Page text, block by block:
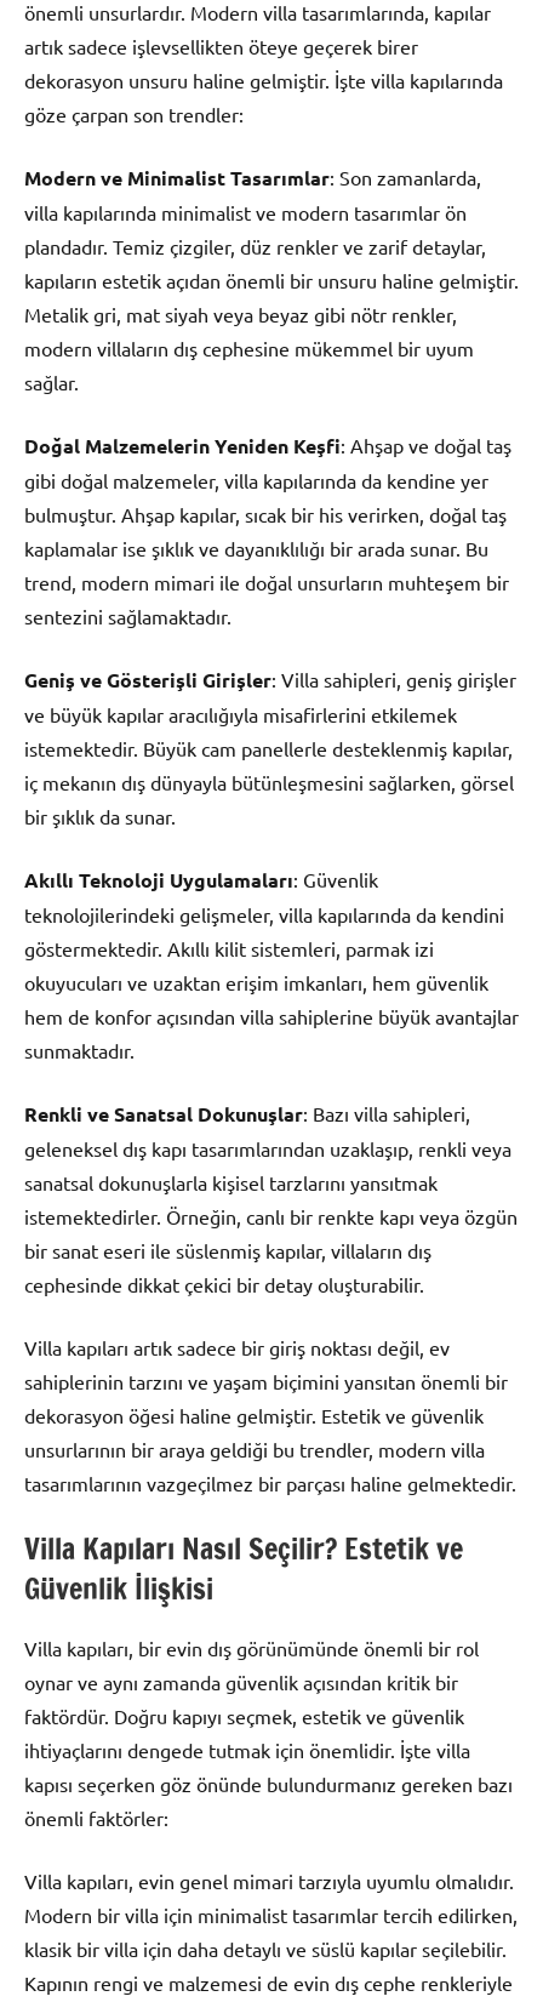
önemli unsurlardır. Modern villa tasarımlarında, kapılar
artık sadece işlevsellikten öteye geçerek birer
dekorasyon unsuru haline gelmiştir. İşte villa kapılarında
göze çarpan son trendler:
Modern ve Minimalist Tasarımlar: Son zamanlarda,
villa kapılarında minimalist ve modern tasarımlar ön
plandadır. Temiz çizgiler, düz renkler ve zarif detaylar,
kapıların estetik açıdan önemli bir unsuru haline gelmiştir.
Metalik gri, mat siyah veya beyaz gibi nötr renkler,
modern villaların dış cephesine mükemmel bir uyum
sağlar.
Doğal Malzemelerin Yeniden Keşfi: Ahşap ve doğal taş
gibi doğal malzemeler, villa kapılarında da kendine yer
bulmuştur. Ahşap kapılar, sıcak bir his verirken, doğal taş
kaplamalar ise şıklık ve dayanıklılığı bir arada sunar. Bu
trend, modern mimari ile doğal unsurların muhteşem bir
sentezini sağlamaktadır.
Geniş ve Gösterişli Girişler: Villa sahipleri, geniş girişler
ve büyük kapılar aracılığıyla misafirlerini etkilemek
istemektedir. Büyük cam panellerle desteklenmiş kapılar,
iç mekanın dış dünyayla bütünleşmesini sağlarken, görsel
bir şıklık da sunar.
Akıllı Teknoloji Uygulamaları: Güvenlik
teknolojilerindeki gelişmeler, villa kapılarında da kendini
göstermektedir. Akıllı kilit sistemleri, parmak izi
okuyucuları ve uzaktan erişim imkanları, hem güvenlik
hem de konfor açısından villa sahiplerine büyük avantajlar
sunmaktadır.
Renkli ve Sanatsal Dokunuşlar: Bazı villa sahipleri,
geleneksel dış kapı tasarımlarından uzaklaşıp, renkli veya
sanatsal dokunuşlarla kişisel tarzlarını yansıtmak
istemektedirler. Örneğin, canlı bir renkte kapı veya özgün
bir sanat eseri ile süslenmiş kapılar, villaların dış
cephesinde dikkat çekici bir detay oluşturabilir.
Villa kapıları artık sadece bir giriş noktası değil, ev
sahiplerinin tarzını ve yaşam biçimini yansıtan önemli bir
dekorasyon öğesi haline gelmiştir. Estetik ve güvenlik
unsurlarının bir araya geldiği bu trendler, modern villa
tasarımlarının vazgeçilmez bir parçası haline gelmektedir.
Villa Kapıları Nasıl Seçilir? Estetik ve
Güvenlik İlişkisi
Villa kapıları, bir evin dış görünümünde önemli bir rol
oynar ve aynı zamanda güvenlik açısından kritik bir
faktördür. Doğru kapıyı seçmek, estetik ve güvenlik
ihtiyaçlarını dengede tutmak için önemlidir. İşte villa
kapısı seçerken göz önünde bulundurmanız gereken bazı
önemli faktörler:
Villa kapıları, evin genel mimari tarzıyla uyumlu olmalıdır.
Modern bir villa için minimalist tasarımlar tercih edilirken,
klasik bir villa için daha detaylı ve süslü kapılar seçilebilir.
Kapının rengi ve malzemesi de evin dış cephe renkleriyle